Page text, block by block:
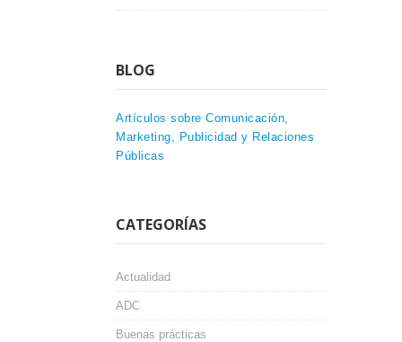
BLOG
Artículos sobre Comunicación,
Marketing, Publicidad y Relaciones
Públicas
CATEGORÍAS
Actualidad
ADC
Buenas prácticas